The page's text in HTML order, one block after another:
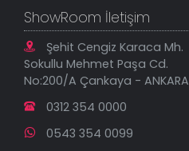
ShowRoom İletişim
Şehit Cengiz Karaca Mh.
Sokullu Mehmet Paşa Cd.
No:200/A Çankaya - ANKARA
0312 354 0000
0543 354 0099